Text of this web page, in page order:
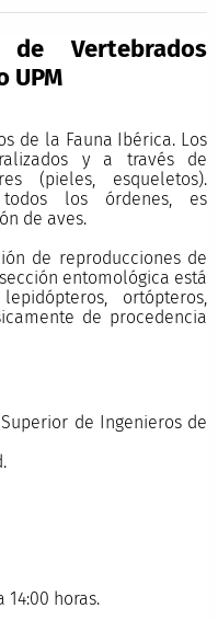
Vertebrados
UPM
de la Fauna Ibérica. Los
y a través de
(pieles, esqueletos).
los órdenes, es
de aves.
de reproducciones de
entomológica está
ortópteros,
de procedencia
de Ingenieros de
horas.